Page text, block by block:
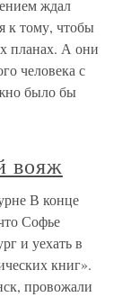
ждал
к тому, чтобы
планах. А они
человека с
было бы
вояж
В конце
Софье
и уехать в
книг».
провожали